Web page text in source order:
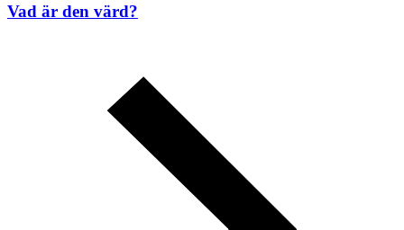
Vad är den värd?